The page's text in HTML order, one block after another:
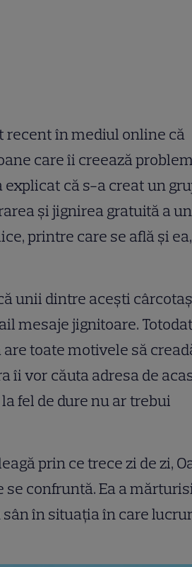
recent în mediul online că
care îi creează
explicat că s-a creat un
și jignirea gratuită a
printre care se află și ea,
unii dintre acești
mesaje jignitoare.
are toate motivele să
îi vor căuta adresa de
fel de dure nu ar trebui
prin ce trece zi de zi,
se confruntă. Ea a
în situația în care